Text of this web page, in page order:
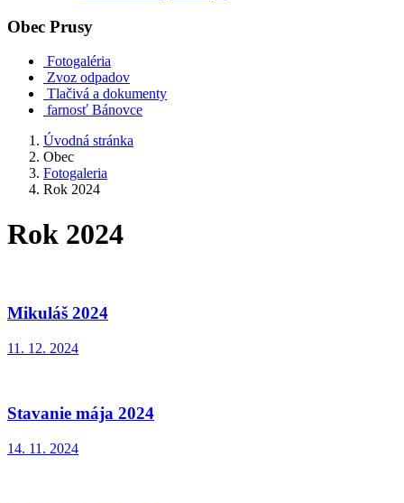
Obec Prusy
Fotogaléria
Zvoz odpadov
Tlačivá a dokumenty
farnosť Bánovce
Úvodná stránka
Obec
Fotogaleria
Rok 2024
Rok 2024
Mikuláš 2024
11. 12. 2024
Stavanie mája 2024
14. 11. 2024